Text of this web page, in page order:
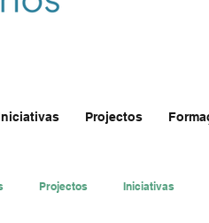
Projectos
Projectos Iniciativas